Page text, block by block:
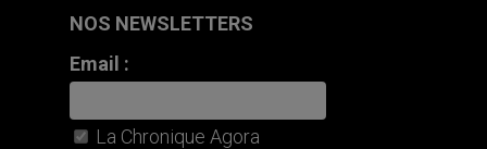
NOS NEWSLETTERS
Email :
La Chronique Agora